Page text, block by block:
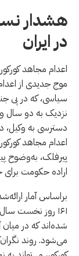
هشدار
در ایران
اعدام مجاهد
موج جدیدی از
سیاسی، که در پی
نزدیک به دو سال
دسترسی به وکیل،
اعدام مجاهد
پیرفلک، به‌وضوح
اراده حکومت
براساس آمار
می‌شود. روند